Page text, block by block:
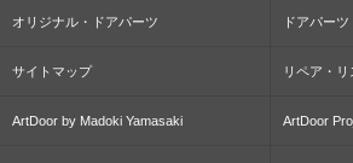
オリジナル・ドアパーツ ドアパー
サイトマップ リペア・
ArtDoor by Madoki Yamasaki ArtDoor